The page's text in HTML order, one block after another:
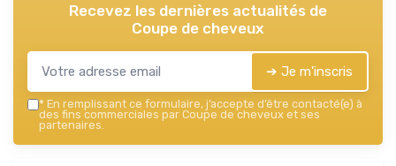
Recevez les dernières actualités de
Coupe de cheveux
➔ Je m'inscris
* En remplissant ce formulaire, j’accepte d’être contacté(e) à
des fins commerciales par Coupe de cheveux et ses
partenaires.